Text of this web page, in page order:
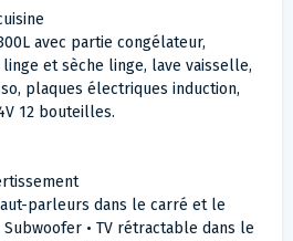
avec partie congélateur,
et sèche linge, lave vaisselle,
plaques électriques induction,
12 bouteilles.
parleurs dans le carré et le
• TV rétractable dans le